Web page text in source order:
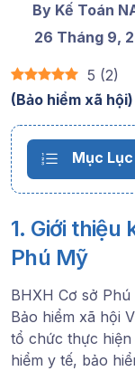
By Kế Toán
26 Tháng 9,
5 (2)
(Bảo hiểm xã hội)
Mục Lục
1. Giới thiệu
Phú Mỹ
BHXH Cơ sở
Bảo hiểm xã hội
tổ chức thực
hiểm y tế, bảo